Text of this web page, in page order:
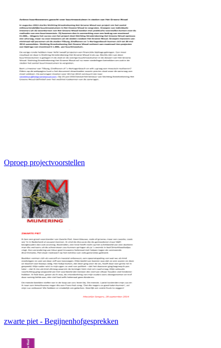
Oproep projectvoorstellen
zwarte piet - Begijnenhofgesprekken